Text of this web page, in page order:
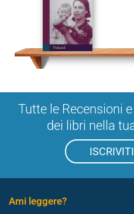
Tutte le Recensioni
dei libri nella
Ami leggere?